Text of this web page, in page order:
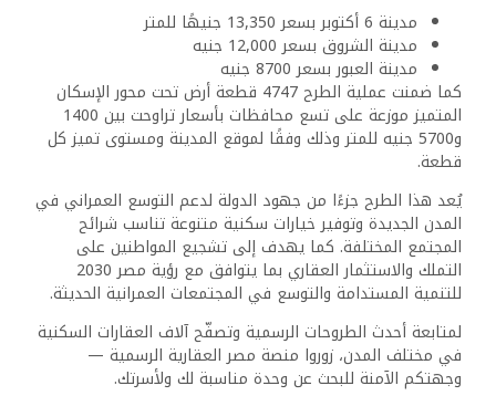
مدينة 6 أكتوبر بسعر 13,350 جنيهًا للمتر
مدينة الشروق بسعر 12,000 جنيه
مدينة العبور بسعر 8700 جنيه
كما ضمنت عملية الطرح 4747 قطعة أرض تحت محور الإسكان
المتميز موزعة على تسع محافظات بأسعار تراوحت بين 1400
و5700 جنيه للمتر وذلك وفقًا لموقع المدينة ومستوى تميز كل
قطعة.
يُعد هذا الطرح جزءًا من جهود الدولة لدعم التوسع العمراني في
المدن الجديدة وتوفير خيارات سكنية متنوعة تناسب شرائح
المجتمع المختلفة. كما يهدف إلى تشجيع المواطنين على
التملك والاستثمار العقاري بما يتوافق مع رؤية مصر 2030
للتنمية المستدامة والتوسع في المجتمعات العمرانية الحديثة.
لمتابعة أحدث الطروحات الرسمية وتصفّح آلاف العقارات السكنية
في مختلف المدن، زوروا منصة مصر العقارية الرسمية —
وجهتكم الآمنة للبحث عن وحدة مناسبة لك ولأسرتك.